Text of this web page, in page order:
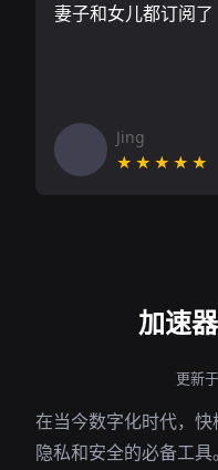
妻子和女儿都订阅了
Jing
★★★★★
加速
更新
在当今数字化时代，
隐私和安全的必备工